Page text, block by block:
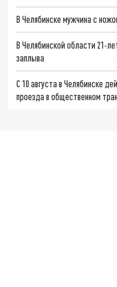
В Челябинске мужчина с
В Челябинской области 21-
заплыва
С 10 августа в Челябинске
проезда в общественном